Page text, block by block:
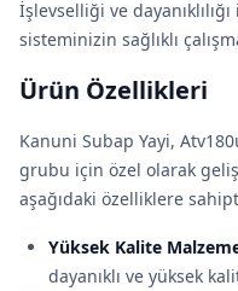
İşlevselliği ve
sisteminizin sağlıklı
Ürün Özellikleri
Kanuni Subap Yayi,
grubu için özel olarak
aşağıdaki özelliklere
Yüksek Kalite
dayanıklı ve yüksek